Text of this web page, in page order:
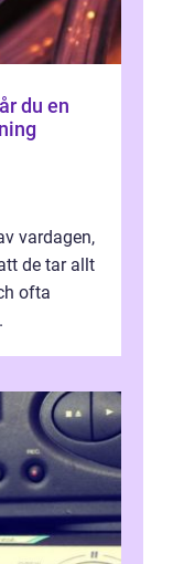
du en
vardagen,
de tar allt
ofta